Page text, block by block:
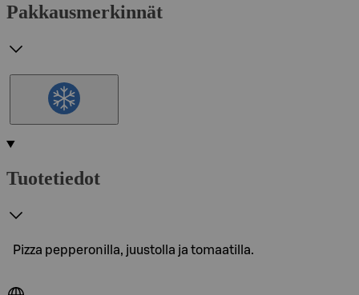
Pakkausmerkinnät
Tuotetiedot
Pizza pepperonilla, juustolla ja tomaatilla.